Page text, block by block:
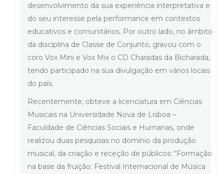
desenvolvimento da sua experiência interpretativa e
do seu interesse pela performance em contextos
educativos e comunitários. Por outro lado, no âmbito
da disciplina de Classe de Conjunto, gravou com o
coro Vox Mini e Vox Mix o CD Charadas da Bicharada,
tendo participado na sua divulgação em vários locais
do país.
Recentemente, obteve a licenciatura em Ciências
Musicais na Universidade Nova de Lisboa –
Faculdade de Ciências Sociais e Humanas, onde
realizou duas pesquisas no domínio da produção
musical, da criação e receção de públicos: “Formação
na base da fruição: Festival Internacional de Música